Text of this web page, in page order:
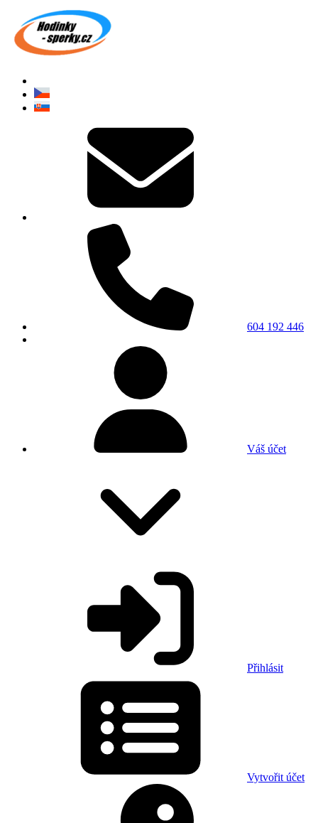
604 192 446
Váš účet
Přihlásit
Vytvořit účet